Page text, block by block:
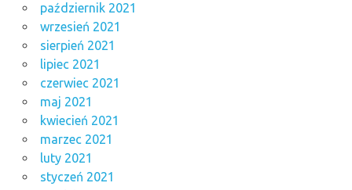
październik 2021
wrzesień 2021
sierpień 2021
lipiec 2021
czerwiec 2021
maj 2021
kwiecień 2021
marzec 2021
luty 2021
styczeń 2021